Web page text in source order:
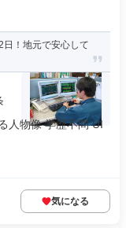
！地元で安心して
人物像 学歴不問 UI
気になる